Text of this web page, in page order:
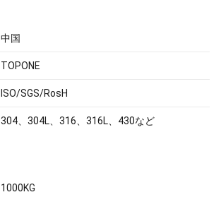
中国
TOPONE
ISO/SGS/RosH
304、304L、316、316L、430など
1000KG